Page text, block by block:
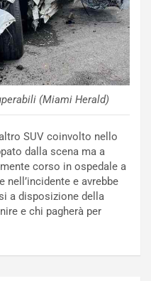
(Miami Herald)
SUV coinvolto nello
dalla scena ma a
corso in ospedale a
e avrebbe
a disposizione della
e chi pagherà per